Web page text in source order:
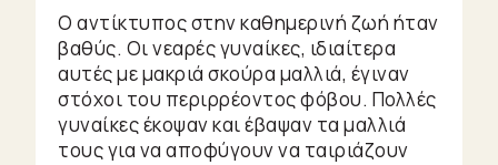
Ο αντίκτυπος στην καθημερινή ζωή ήταν
βαθύς. Οι νεαρές γυναίκες, ιδιαίτερα
αυτές με μακριά σκούρα μαλλιά, έγιναν
στόχοι του περιρρέοντος φόβου. Πολλές
γυναίκες έκοψαν και έβαψαν τα μαλλιά
τους για να αποφύγουν να ταιριάζουν